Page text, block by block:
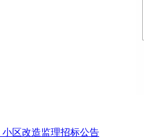
区改造监理招标公告